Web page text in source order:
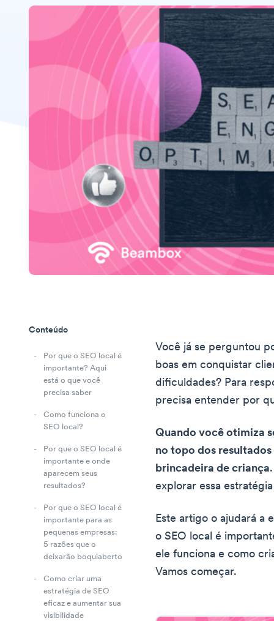
Conteúdo
Por que o SEO local é
importante? Aqui
está o que você
precisa saber
Como funciona o
SEO local?
Por que o SEO local é
importante e onde
aparecem seus
resultados?
Por que o SEO local é
importante para as
pequenas empresas:
5 razões que o
deixarão boquiaberto
Como criar uma
estratégia de SEO
eficaz e aumentar sua
visibilidade
Você já se perguntou
boas em conquistar
dificuldades? Para
precisa entender por
Quando você otimiza
no topo dos
brincadeira de criança
explorar essa
Este artigo o ajudará a
o SEO local é
ele funciona e como
Vamos começar.